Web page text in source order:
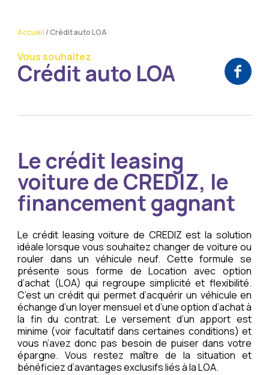
Accueil /Crédit auto LOA
Vous souhaitez
Crédit auto LOA
Le crédit leasing
voiture de CREDIZ, le
financement gagnant
Le crédit leasing voiture de CREDIZ est la solution
idéale lorsque vous souhaitez changer de voiture ou
rouler dans un véhicule neuf. Cette formule se
présente sous forme de Location avec option
d’achat (LOA) qui regroupe simplicité et flexibilité.
C’est un crédit qui permet d’acquérir un véhicule en
échange d’un loyer mensuel et d’une option d’achat à
la fin du contrat. Le versement d’un apport est
minime (voir facultatif dans certaines conditions) et
vous n’avez donc pas besoin de puiser dans votre
épargne. Vous restez maître de la situation et
bénéficiez d’avantages exclusifs liés à la LOA.